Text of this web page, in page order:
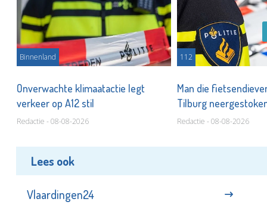
Binnenland
Onverwachte klimaatactie legt
verkeer op A12 stil
Redactie - 08-08-2026
112
Man die
Tilburg
Redactie - 08-08-2026
Lees ook
Vlaardingen24